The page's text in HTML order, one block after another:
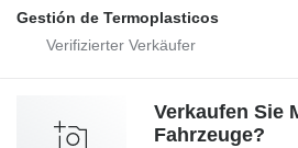
Gestión de Termoplasticos
Verkaufen Sie
Fahrzeuge?